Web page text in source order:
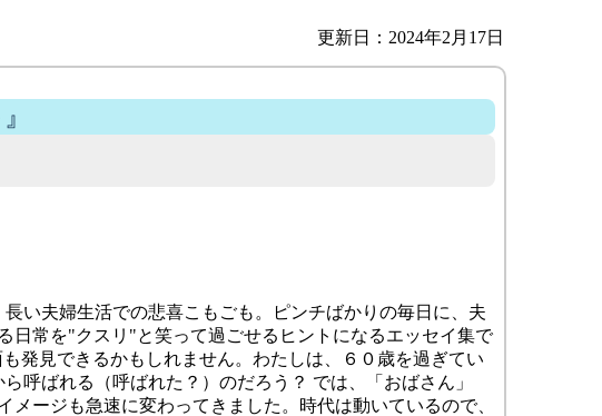
更新日：2024年2月17日
い夫婦生活での悲喜こもごも。ピンチばかりの毎日に、夫
日常を"クスリ"と笑って過ごせるヒントになるエッセイ集で
発見できるかもしれません。わたしは、６０歳を過ぎてい
呼ばれる（呼ばれた？）のだろう？ では、「おばさん」
メージも急速に変わってきました。時代は動いているので、